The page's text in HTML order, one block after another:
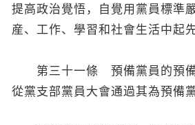
提高政治覺悟，自覺用黨員標準
産、工作、學習和社會生活中起
第三十一條 預備黨員的預備
從黨支部黨員大會通過其為預備